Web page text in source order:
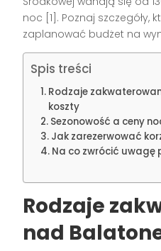
noc [1]. Poznaj szczegóły,
zaplanować budżet na
Spis treści
Rodzaje
koszty
Sezonowość a ceny
Jak zarezerwować
Na co zwrócić uwagę
Rodzaje
nad